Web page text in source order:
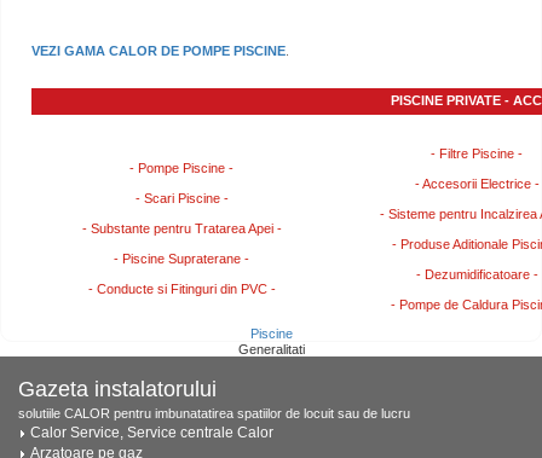
VEZI GAMA CALOR DE POMPE PISCINE
PISCINE PRIVATE -
- Pompe Piscine -
- Scari Piscine -
- Substante pentru Tratarea Apei -
- Piscine Supraterane -
- Conducte si Fitinguri din PVC -
- Filtre Piscine -
- Accesorii Electrice -
- Sisteme pentru Incalzirea
- Produse Aditionale
- Dezumidificatoare -
- Pompe de Caldura
Piscine
Generalitati
Gazeta instalatorului
solutiile CALOR pentru imbunatatirea spatiilor de locuit sau de lucru
Calor Service, Service centrale Calor
Arzatoare pe gaz